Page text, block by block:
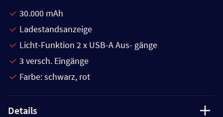
30.000 mAh
Ladestandsanzeige
Licht-Funktion 2 x USB-A Aus- gänge
3 versch. Eingänge
Farbe: schwarz, rot
Details